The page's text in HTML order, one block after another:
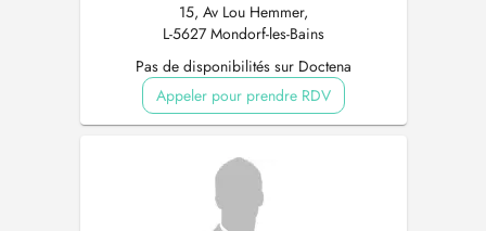
15, Av Lou Hemmer,
L-5627 Mondorf-les-Bains
Pas de disponibilités sur Doctena
Appeler pour prendre RDV